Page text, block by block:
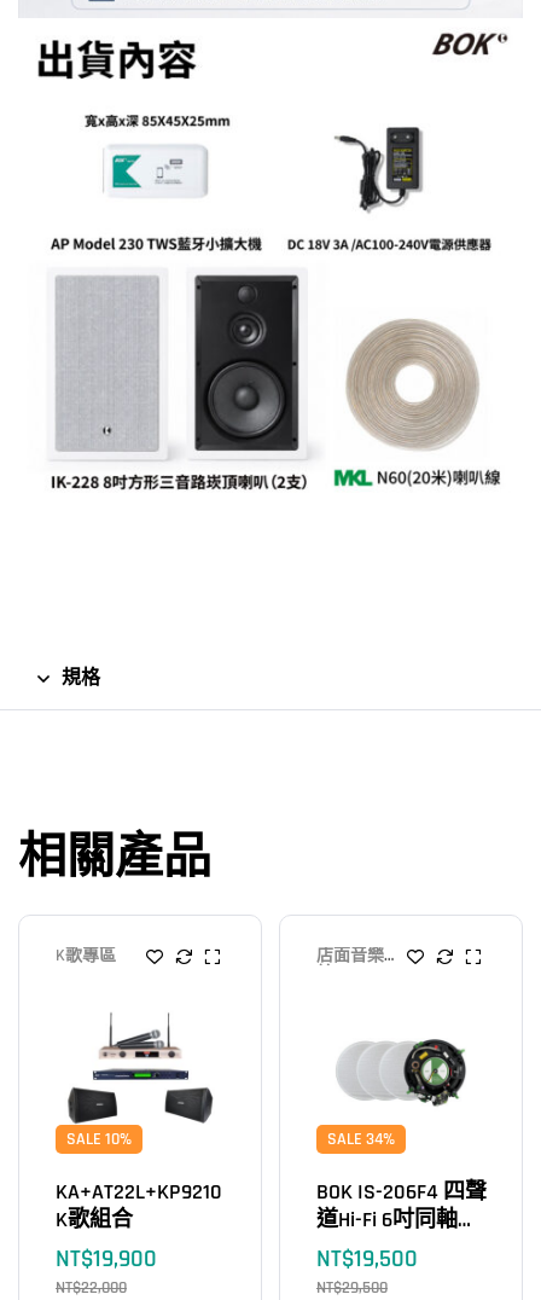
規格
相關產品
K歌專區
SALE 10%
KA+AT22L+KP9210
K歌組合
NT$22,000
NT$19,900
店面音樂系
SALE 34%
BOK IS-206F4 四聲
道Hi-Fi 6吋同軸藍
牙吸頂喇叭4×80
Ｗ
NT$29,500
NT$19,500